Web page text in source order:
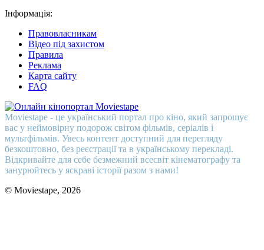
Інформація:
Правовласникам
Відео під захистом
Правила
Реклама
Карта сайту
FAQ
Moviestape - це український портал про кіно, який запрошує
вас у неймовірну подорож світом фільмів, серіалів і
мультфільмів. Увесь контент доступний для перегляду
безкоштовно, без реєстрації та в українському перекладі.
Відкривайте для себе безмежний всесвіт кінематографу та
занурюйтесь у яскраві історії разом з нами!
© Moviestape, 2026